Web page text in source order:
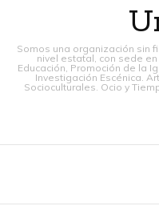
Somos una organización sin
nivel estatal, con sede
Educación, Promoción de la
Investigación Escénica.
Socioculturales. Ocio y